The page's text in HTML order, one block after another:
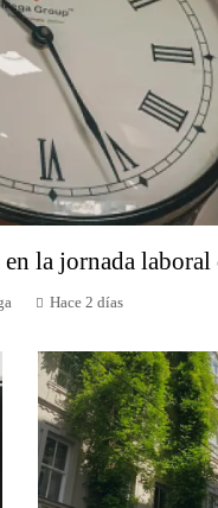
en la jornada
Hace 2 días